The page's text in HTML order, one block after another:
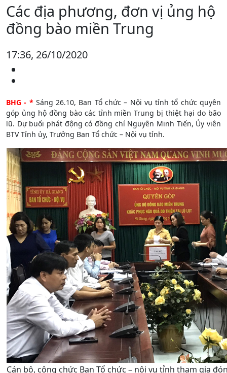
Các địa phương, đơn vị ủng hộ
đồng bào miền Trung
17:36, 26/10/2020
BHG - * Sáng 26.10, Ban Tổ chức – Nội vụ tỉnh tổ chức quyên
góp ủng hộ đồng bào các tỉnh miền Trung bị thiệt hại do bão
lũ. Dự buổi phát động có đồng chí Nguyễn Minh Tiến, Ủy viên
BTV Tỉnh ủy, Trưởng Ban Tổ chức – Nội vụ tỉnh.
Cán bộ, công chức Ban Tổ chức – nội vụ tỉnh tham gia